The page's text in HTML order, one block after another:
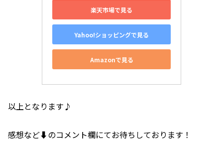
楽天市場で見る
Yahoo!ショッピングで見る
Amazonで見る
以上となります♪
感想など⬇️のコメント欄にてお待ちしております！